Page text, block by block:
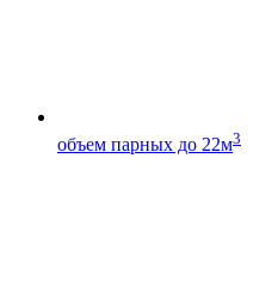
объем парных до 22м3